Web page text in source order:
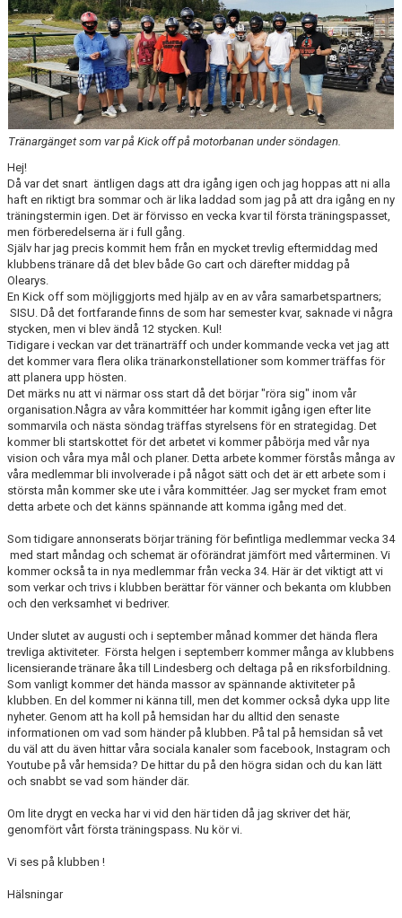
OM JUDO
FJK:S YOUTUBE
JAG VILL BÖRJA TRÄNA JUDO
JUDODRAGET 2.0
VI SPONSRAR FJK
INFORMATION KRING TRÄNING OCH COVID-19
Tränargänget som var på Kick off på motorbanan under söndagen.
Hej!
Då var det snart äntligen dags att dra igång igen och jag hoppas att ni alla
haft en riktigt bra sommar och är lika laddad som jag på att dra igång en ny
träningstermin igen. Det är förvisso en vecka kvar til första träningspasset,
men förberedelserna är i full gång.
Själv har jag precis kommit hem från en mycket trevlig eftermiddag med
klubbens tränare då det blev både Go cart och därefter middag på
Olearys.
En Kick off som möjliggjorts med hjälp av en av våra samarbetspartners;
SISU. Då det fortfarande finns de som har semester kvar, saknade vi några
stycken, men vi blev ändå 12 stycken. Kul!
Tidigare i veckan var det tränarträff och under kommande vecka vet jag att
det kommer vara flera olika tränarkonstellationer som kommer träffas för
att planera upp hösten.
Det märks nu att vi närmar oss start då det börjar "röra sig" inom vår
organisation.Några av våra kommittéer har kommit igång igen efter lite
sommarvila och nästa söndag träffas styrelsens för en strategidag. Det
kommer bli startskottet för det arbetet vi kommer påbörja med vår nya
vision och våra mya mål och planer. Detta arbete kommer förstås många av
våra medlemmar bli involverade i på något sätt och det är ett arbete som i
största mån kommer ske ute i våra kommittéer. Jag ser mycket fram emot
detta arbete och det känns spännande att komma igång med det.
Som tidigare annonserats börjar träning för befintliga medlemmar vecka 34
med start måndag och schemat är oförändrat jämfört med vårterminen. Vi
kommer också ta in nya medlemmar från vecka 34. Här är det viktigt att vi
som verkar och trivs i klubben berättar för vänner och bekanta om klubben
och den verksamhet vi bedriver.
Under slutet av augusti och i september månad kommer det hända flera
trevliga aktiviteter. Första helgen i septemberr kommer många av klubbens
licensierande tränare åka till Lindesberg och deltaga på en riksforbildning.
Som vanligt kommer det hända massor av spännande aktiviteter på
klubben. En del kommer ni känna till, men det kommer också dyka upp lite
nyheter. Genom att ha koll på hemsidan har du alltid den senaste
informationen om vad som händer på klubben. På tal på hemsidan så vet
du väl att du även hittar våra sociala kanaler som facebook, Instagram och
Youtube på vår hemsida? De hittar du på den högra sidan och du kan lätt
och snabbt se vad som händer där.
Om lite drygt en vecka har vi vid den här tiden då jag skriver det här,
genomfört vårt första träningspass. Nu kör vi.
Vi ses på klubben !
Hälsningar